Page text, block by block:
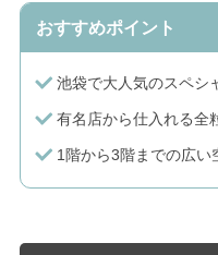
おすすめポイント
池袋で大人気のスペシ
有名店から仕入れる全
1階から3階までの広